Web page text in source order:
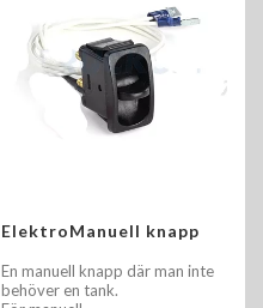
ElektroManuell knapp
En manuell knapp där man inte
behöver en tank.